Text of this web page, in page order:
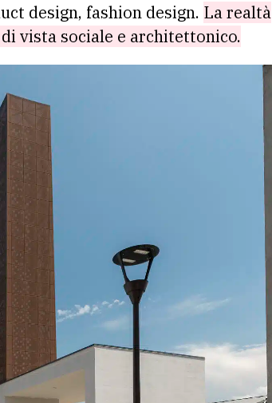
design, fashion design. La realtà
vista sociale e architettonico.